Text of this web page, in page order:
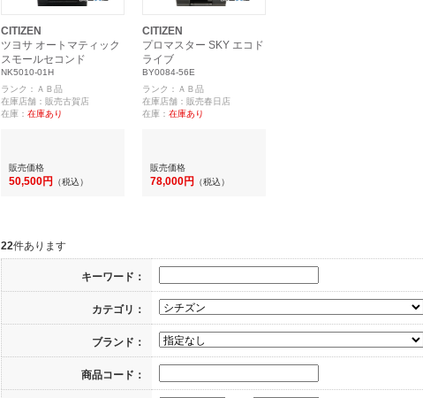
CITIZEN
ツヨサ オートマティック
スモールセコンド
NK5010-01H
ランク：ＡＢ品
在庫店舗：販売古賀店
在庫： 在庫あり
販売価格
50,500円 （税込）
CITIZEN
プロマスター SKY エコド
ライブ
BY0084-56E
ランク：ＡＢ品
在庫店舗：販売春日店
在庫： 在庫あり
販売価格
78,000円 （税込）
22件あります
キーワード：
カテゴリ：
ブランド：
商品コード：